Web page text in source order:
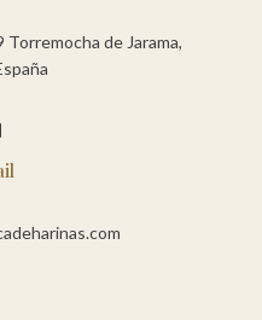
de Jarama,